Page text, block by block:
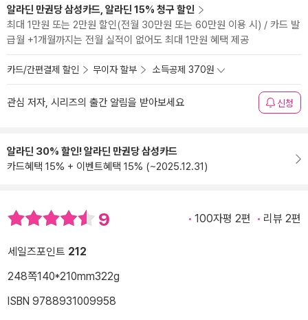
알라딘 만권당 삼성카드, 알라딘 15% 청구 할인
최대 1만원 또는 2만원 할인(전월 30만원 또는 60만원 이용 시) / 카드 발
급월 +1개월까지는 전월 실적이 없어도 최대 1만원 혜택 제공
카드/간편결제 할인 무이자 할부 소득공제 370원
관심 저자, 시리즈의 출간 알림을 받아보세요 신청
알라딘 30% 할인! 알라딘 만권당 삼성카드
카드혜택 15% + 이벤트혜택 15% (~2025.12.31)
9 100자평 2편 리뷰 2편
세일즈포인트 212
248쪽140*210mm322g
ISBN 9788931009958